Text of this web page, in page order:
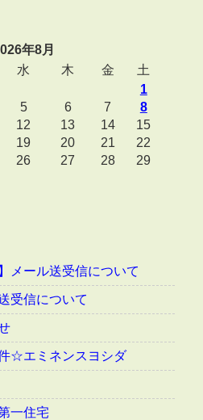
年8月
水 木 金
土
1
5 6 7
8
12 13 14
15
19 20 21
22
26 27 28
29
メール送受信について
受信について
☆エミネンスヨシダ
一住宅